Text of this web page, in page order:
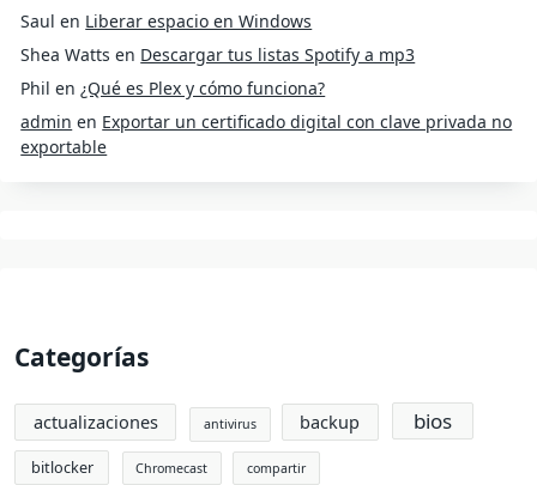
Saul en Liberar espacio en Windows
Shea Watts en Descargar tus listas Spotify a mp3
Phil en ¿Qué es Plex y cómo funciona?
admin en Exportar un certificado digital con clave privada no
exportable
Categorías
actualizaciones antivirus backup bios
bitlocker Chromecast compartir